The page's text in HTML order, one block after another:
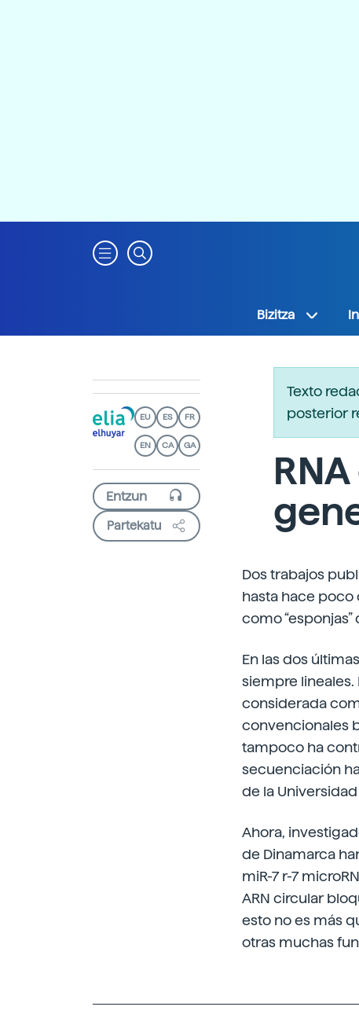
Bizitza
EU ES FR
EN CA GA
Partekatu
Texto
posterior
Dos trabajos
hasta hace poco
como
En las dos
siempre lineales.
considerada
convencionales
tampoco ha
secuenciación
de la
Ahora,
de Dinamarca
miR-7 r-7
ARN circular
esto no es más
otras muchas